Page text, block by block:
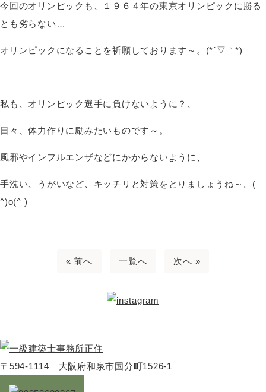
今回のオリンピックも、１９６４年の東京オリンピックに勝る
とも劣らない…
オリンピックになることを祈願しております～。(*´▽｀*)
私も、オリンピック選手に負けないように？、
日々、体力作りに励みたいものです～。
風邪やインフルエンザなどにかからないように、
手洗い、うがいなど、キッチリと対策をとりましょうね～。(
^)o(^ )
« 前へ 一覧へ 次へ »
〒594-1114 大阪府和泉市国分町1526-1